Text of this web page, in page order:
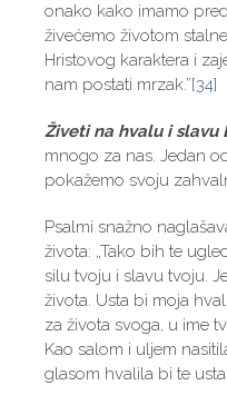
onako kako imamo
živećemo životom
Hristovog karaktera i
nam postati mrzak.”[34]
Živeti na hvalu i slavu
mnogo za nas. Jedan
pokažemo svoju
Psalmi snažno
života: „Tako bih te
silu tvoju i slavu tvoju.
života. Usta bi moja
za života svoga, u ime
Kao salom i uljem
glasom hvalila bi te usta